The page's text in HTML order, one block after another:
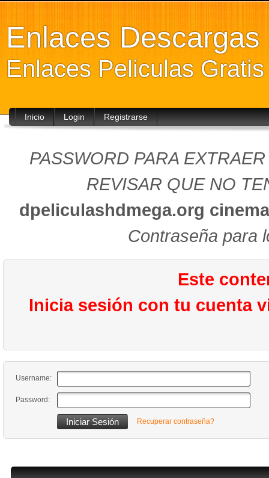
Enlaces
Enlaces Peliculas
Inicio Login Registrarse
PASSWORD PARA
REVISAR QUE NO
dpeliculashdmega.org
Contraseña para
Este
Inicia sesión con tu cuenta
Username:
Password:
Recuperar contraseña?